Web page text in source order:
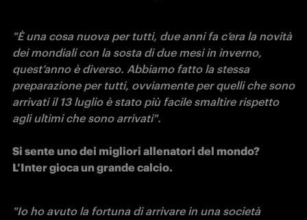
"È una cosa nuova per tutti, due anni fa c’era la novità
dei mondiali con la sosta di due mesi in inverno,
quest’anno è diverso. Abbiamo fatto la stessa
preparazione per tutti, ovviamente per quelli che sono
arrivati il 13 luglio è stato più facile smaltire rispetto
agli ultimi che sono arrivati".
Si sente uno dei migliori allenatori del mondo?
L’Inter gioca un grande calcio.
"Io ho avuto la fortuna di arrivare in una società